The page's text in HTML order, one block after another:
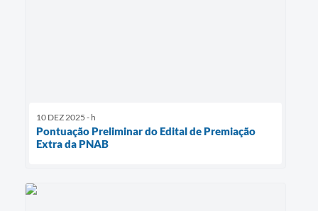
10 DEZ 2025 - h
Pontuação Preliminar do Edital de Premiação
Extra da PNAB